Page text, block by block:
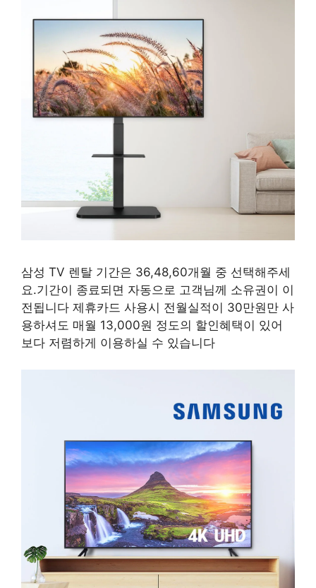
삼성 TV 렌탈 기간은 36,48,60개월 중 선택해주세
요.기간이 종료되면 자동으로 고객님께 소유권이 이
전됩니다 제휴카드 사용시 전월실적이 30만원만 사
용하셔도 매월 13,000원 정도의 할인혜택이 있어
보다 저렴하게 이용하실 수 있습니다